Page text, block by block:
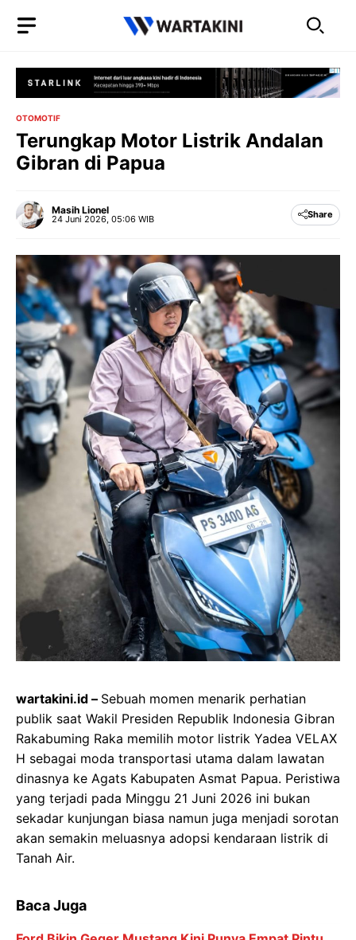
OTOMOTIF
Terungkap Motor Listrik Andalan
Gibran di Papua
Masih Lionel
24 Juni 2026, 05:06 WIB Share
wartakini.id – Sebuah momen menarik perhatian
publik saat Wakil Presiden Republik Indonesia Gibran
Rakabuming Raka memilih motor listrik Yadea VELAX
H sebagai moda transportasi utama dalam lawatan
dinasnya ke Agats Kabupaten Asmat Papua. Peristiwa
yang terjadi pada Minggu 21 Juni 2026 ini bukan
sekadar kunjungan biasa namun juga menjadi sorotan
akan semakin meluasnya adopsi kendaraan listrik di
Tanah Air.
Baca Juga